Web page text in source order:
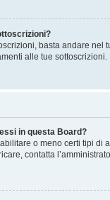
basta andare nel
alle tue sottoscrizioni.
in questa Board?
o meno certi tipi di
contatta